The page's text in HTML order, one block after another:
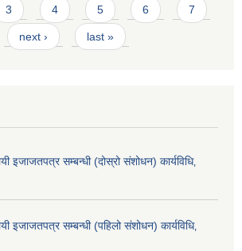
3 4 5 6 7
next › last »
इजाजतपत्र सम्बन्धी (दोस्रो संशोधन) कार्यविधि‚
इजाजतपत्र सम्बन्धी (पहिलो संशोधन) कार्यविधि‚